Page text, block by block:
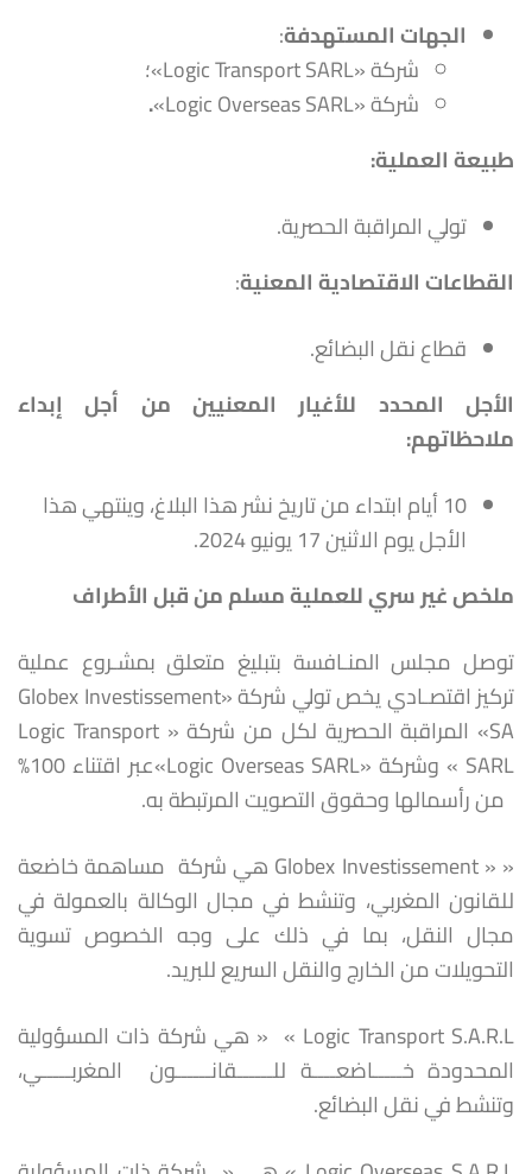
الجهاتالمستهدفة:
شركة «Logic Transport SARL»؛
شركة «Logic Overseas SARL»
.
طبيعة العملية:
تولي المراقبة الحصرية.
القطاعات الاقتصادية المعنية:
قطاع نقل البضائع.
الأجل المحدد للأغيار المعنيين من أجل إبداء
ملاحظاتهم:
10 أيام ابتداء من تاريخ نشر هذا البلاغ، وينتهي هذا
الأجل يوم الاثنين 17 يونيو 2024.
ملخص غير سري للعملية مسلم من قبل الأطراف
توصل مجلس المنـافسة بتبليغ متعلق بمشـروع عملية
تركيز اقتصـادي يخص تولي شركة «Globex Investissement
SA» المراقبة الحصرية لكل من شركة « Logic Transport
SARL » وشركة «Logic Overseas SARL»عبر اقتناء 100%
من رأسمالها وحقوق التصويت المرتبطة به.
« « Globex Investissement هي شركة مساهمة خاضعة
للقانون المغربي، وتنشط في مجال الوكالة بالعمولة في
مجال النقل، بما في ذلك على وجه الخصوص تسوية
التحويلات من الخارج والنقل السريع للبريد.
Logic Transport S.A.R.L » « هي شركة ذات المسؤولية
المحدودة خـــــاضعــــة للــــــقانــــــون المغربـــــي،
وتنشط في نقل البضائع.